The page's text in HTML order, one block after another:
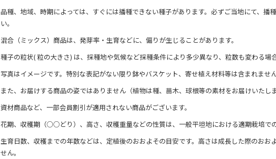
品種、地域、時期によっては、すぐには播種できない種子があります。必ずご当地にて、播
い。
混合（ミックス）商品は、発芽率・生育などに、偏りが生じることがあります。
種子の粒状( 粒の大きさ) は、採種地や気候など採種条件により多少異なり、粒数も変わる場
写真はイメージです。特別な表記がない限り鉢やバスケット、寄せ植え材料等は含まれません
また、お届けする商品の姿ではありません（植物は種、苗木、球根等の素材をお届けいたしま
資材商品など、一部会員割引が適用されない商品がございます。
花期、収穫期（○○どり）、高さ、収穫重量などの性質は、一般平坦地における適期栽培での
生育日数、収穫までの年数などは、定植後のおおよその目安です。高さは成長した際のおお
せん。